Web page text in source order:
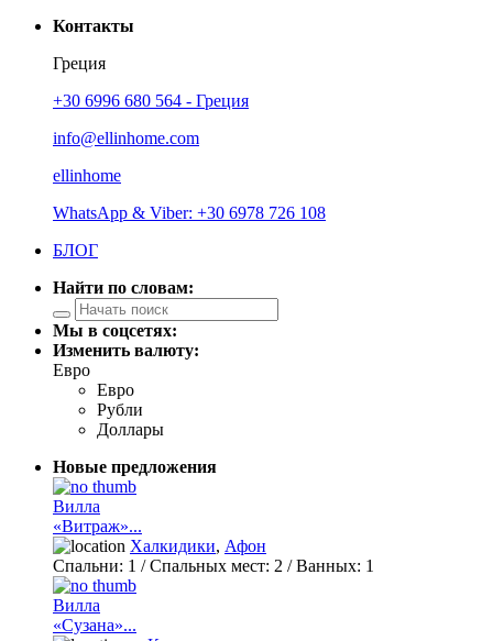
Контакты
Греция
+30 6996 680 564 - Греция
info@ellinhome.com
ellinhome
WhatsApp & Viber: +30 6978 726 108
БЛОГ
Найти по словам:
Мы в соцсетях:
Изменить валюту:
Евро
Евро
Рубли
Доллары
Новые предложения
Вилла
«Витраж»...
Халкидики, Афон
Спальни: 1 / Спальных мест: 2 /Ванных: 1
Вилла
«Сузана»...